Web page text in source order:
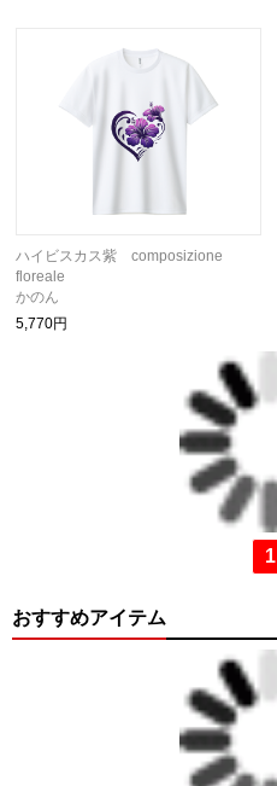
ハイビスカス紫 composizione
floreale
かのん
5,770円
1
おすすめアイテム